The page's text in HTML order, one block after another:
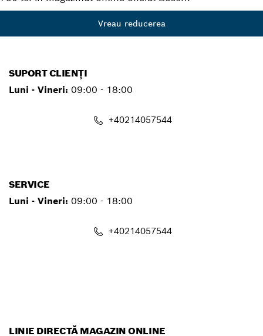
Vreau reducerea
SUPORT CLIENȚI
Luni - Vineri: 09:00 - 18:00
+40214057544
SERVICE
Luni - Vineri: 09:00 - 18:00
+40214057544
LINIE DIRECTĂ MAGAZIN ONLINE